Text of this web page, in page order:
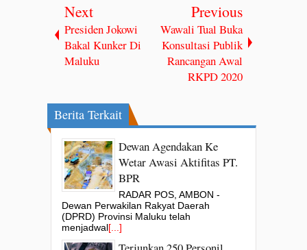
Next
Presiden Jokowi
Bakal Kunker Di
Maluku
Previous
Wawali Tual Buka
Konsultasi Publik
Rancangan Awal
RKPD 2020
Berita Terkait
Dewan Agendakan Ke
Wetar Awasi Aktifitas PT.
BPR
RADAR POS, AMBON -
Dewan Perwakilan Rakyat Daerah
(DPRD) Provinsi Maluku telah
menjadwal[...]